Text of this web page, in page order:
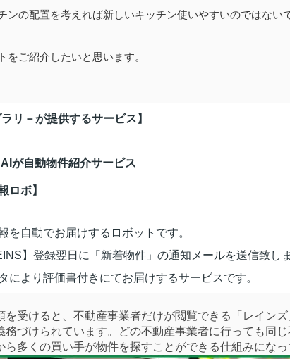
ンの配置を考えれば新しいキッチン使いやすいのではない
をご紹介したいと思います。
リ－が提供するサービス】
が自動物件紹介サービス
ロボ】
を自動でお届けするロボットです。
】登録翌日に「新着物件」の通知メールを送信致し
により評価書付きにてお届けするサービスです。
受けると、不動産事業者だけが閲覧できる「レイン
務づけられています。どの不動産事業者に行っても同
多くの買い手が物件を探すことができる仕組みになっ